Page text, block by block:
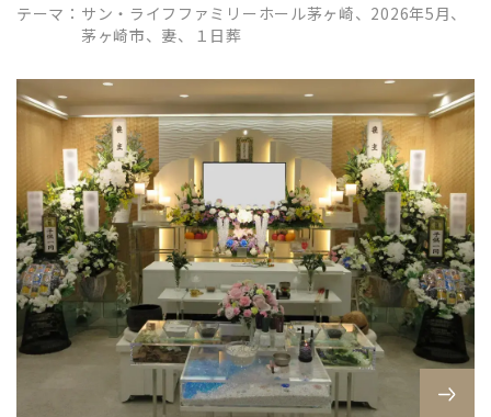
テーマ： サン・ライフファミリーホール茅ヶ崎、2026年5月、
茅ヶ崎市、妻、１日葬